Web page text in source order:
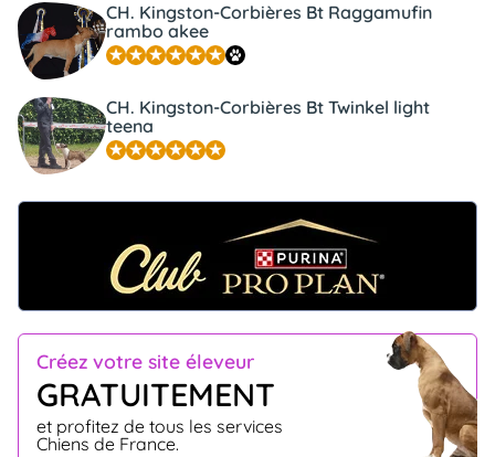
Créez votre site éleveur
GRATUITEMENT
et profitez de tous les services
Chiens de France.
CH. Kingston-Corbières Bt Raggamufin
rambo akee
CH. Kingston-Corbières Bt Twinkel light
teena